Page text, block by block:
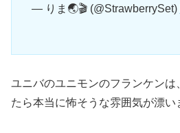
— りま🌏🎬️ (@StrawberrySet)
ユニバのユニモンのフランケンは
たら本当に怖そうな雰囲気が漂い